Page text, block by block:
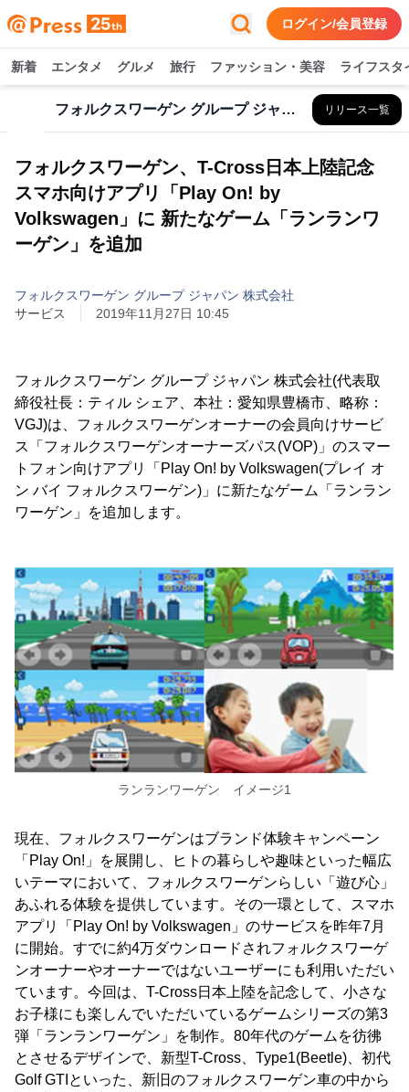
ログイン/会員登録
新着 エンタメ グルメ 旅行 ファッション・美容 ライフスタ
フォルクスワーゲン グループ ジャパン 株式会社 リリース一覧
フォルクスワーゲン、T-Cross日本上陸記念
スマホ向けアプリ「Play On! by
Volkswagen」に 新たなゲーム「ランランワ
ーゲン」を追加
フォルクスワーゲン グループ ジャパン 株式会社
サービス
2019年11月27日 10:45
フォルクスワーゲン グループ ジャパン 株式会社(代表取
締役社長：ティル シェア、本社：愛知県豊橋市、略称：
VGJ)は、フォルクスワーゲンオーナーの会員向けサービ
ス「フォルクスワーゲンオーナーズパス(VOP)」のスマー
トフォン向けアプリ「Play On! by Volkswagen(プレイ オ
ン バイ フォルクスワーゲン)」に新たなゲーム「ランラン
ワーゲン」を追加します。
ランランワーゲン イメージ1
現在、フォルクスワーゲンはブランド体験キャンペーン
「Play On!」を展開し、ヒトの暮らしや趣味といった幅広
いテーマにおいて、フォルクスワーゲンらしい「遊び心」
あふれる体験を提供しています。その一環として、スマホ
アプリ「Play On! by Volkswagen」のサービスを昨年7月
に開始。すでに約4万ダウンロードされフォルクスワーゲ
ンオーナーやオーナーではないユーザーにも利用いただい
ています。今回は、T-Cross日本上陸を記念して、小さな
お子様にも楽しんでいただいているゲームシリーズの第3
弾「ランランワーゲン」を制作。80年代のゲームを彷彿
とさせるデザインで、新型T-Cross、Type1(Beetle)、初代
Golf GTIといった、新旧のフォルクスワーゲン車の中から